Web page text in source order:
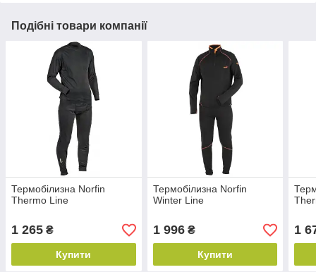
Подібні товари компанії
Термобілизна Norfin
Thermo Line
1 265 ₴
Купити
Термобілизна Norfin
Winter Line
1 996₴
Купити
1